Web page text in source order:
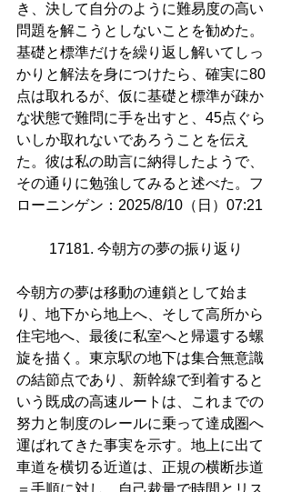
き、決して自分のように難易度の高い
問題を解こうとしないことを勧めた。
基礎と標準だけを繰り返し解いてしっ
かりと解法を身につけたら、確実に80
点は取れるが、仮に基礎と標準が疎か
な状態で難問に手を出すと、45点ぐら
いしか取れないであろうことを伝え
た。彼は私の助言に納得したようで、
その通りに勉強してみると述べた。フ
ローニンゲン：2025/8/10（日）07:21
17181. 今朝方の夢の振り返り
今朝方の夢は移動の連鎖として始ま
り、地下から地上へ、そして高所から
住宅地へ、最後に私室へと帰還する螺
旋を描く。東京駅の地下は集合無意識
の結節点であり、新幹線で到着すると
いう既成の高速ルートは、これまでの
努力と制度のレールに乗って達成圏へ
運ばれてきた事実を示す。地上に出て
車道を横切る近道は、正規の横断歩道
＝手順に対し、自己裁量で時間とリス